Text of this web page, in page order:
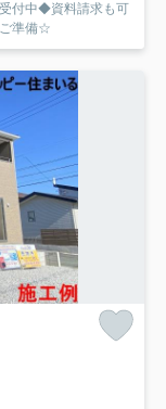
付中◆資料請求も可
準備☆